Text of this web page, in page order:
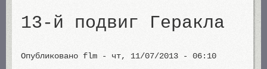
13-й подвиг Геракла
Опубликовано flm - чт, 11/07/2013 - 06:10